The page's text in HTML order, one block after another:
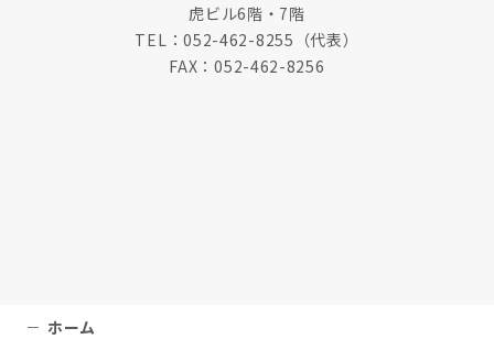
虎ビル6階・7階
TEL：052-462-8255 （代表）
FAX：052-462-8256
ホーム